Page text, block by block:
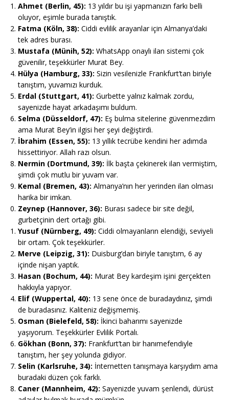
Ahmet (Berlin, 45): 13 yıldır bu işi yapmanızın farkı belli
oluyor, eşimle burada tanıştık.
Fatma (Köln, 38): Ciddi evlilik arayanlar için Almanya’daki
tek adres burası.
Mustafa (Münih, 52): WhatsApp onaylı ilan sistemi çok
güvenilir, teşekkürler Murat Bey.
Hülya (Hamburg, 33): Sizin vesilenizle Frankfurt’tan biriyle
tanıştım, yuvamızı kurduk.
Erdal (Stuttgart, 41): Gurbette yalnız kalmak zordu,
sayenizde hayat arkadaşımı buldum.
Selma (Düsseldorf, 47): Eş bulma sitelerine güvenmezdim
ama Murat Bey’in ilgisi her şeyi değiştirdi.
İbrahim (Essen, 55): 13 yıllık tecrübe kendini her adımda
hissettiriyor. Allah razı olsun.
Nermin (Dortmund, 39): İlk başta çekinerek ilan vermiştim,
şimdi çok mutlu bir yuvam var.
Kemal (Bremen, 43): Almanya’nın her yerinden ilan olması
harika bir imkan.
Zeynep (Hannover, 36): Burası sadece bir site değil,
gurbetçinin dert ortağı gibi.
Yusuf (Nürnberg, 49): Ciddi olmayanların elendiği, seviyeli
bir ortam. Çok teşekkürler.
Merve (Leipzig, 31): Duisburg’dan biriyle tanıştım, 6 ay
içinde nişan yaptık.
Hasan (Bochum, 44): Murat Bey kardeşim işini gerçekten
hakkıyla yapıyor.
Elif (Wuppertal, 40): 13 sene önce de buradaydınız, şimdi
de buradasınız. Kaliteniz değişmemiş.
Osman (Bielefeld, 58): İkinci baharımı sayenizde
yaşıyorum. Teşekkürler Evlilik Portalı.
Gökhan (Bonn, 37): Frankfurt’tan bir hanımefendiyle
tanıştım, her şey yolunda gidiyor.
Selin (Karlsruhe, 34): İnternetten tanışmaya karşıydım ama
buradaki düzen çok farklı.
Caner (Mannheim, 42): Sayenizde yuvam şenlendi, dürüst